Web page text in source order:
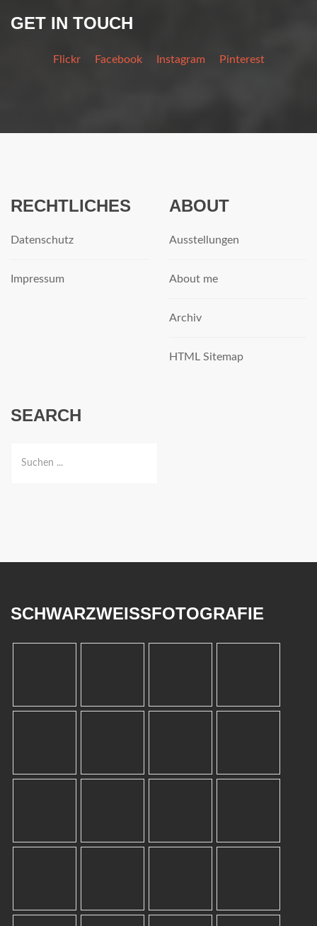
GET IN TOUCH
Flickr Facebook Instagram Pinterest
RECHTLICHES
Datenschutz
Impressum
ABOUT
Ausstellungen
About me
Archiv
HTML Sitemap
SEARCH
SCHWARZWEISSFOTOGRAFIE